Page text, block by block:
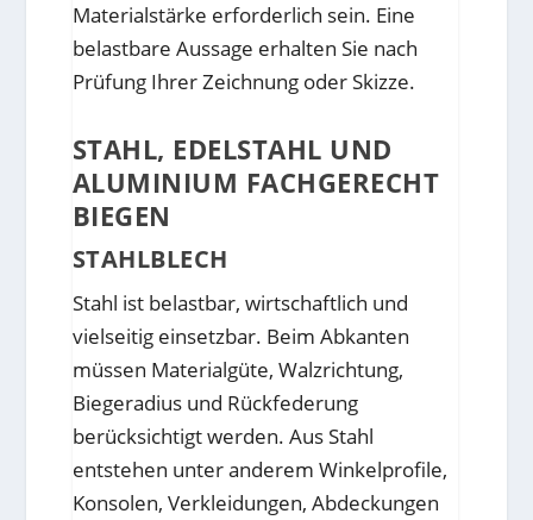
Materialstärke erforderlich sein. Eine
belastbare Aussage erhalten Sie nach
Prüfung Ihrer Zeichnung oder Skizze.
STAHL, EDELSTAHL UND
ALUMINIUM FACHGERECHT
BIEGEN
STAHLBLECH
Stahl ist belastbar, wirtschaftlich und
vielseitig einsetzbar. Beim Abkanten
müssen Materialgüte, Walzrichtung,
Biegeradius und Rückfederung
berücksichtigt werden. Aus Stahl
entstehen unter anderem Winkelprofile,
Konsolen, Verkleidungen, Abdeckungen